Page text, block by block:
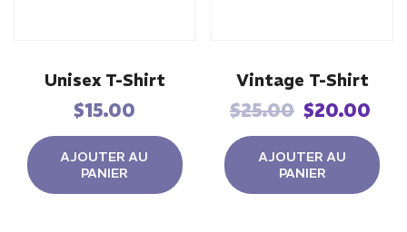
Unisex T-Shirt
$15.00
AJOUTER AU
PANIER
Vintage T-Shirt
$25.00 Le
prix
initial
était :
$20.00
AJOUTER AU
PANIER